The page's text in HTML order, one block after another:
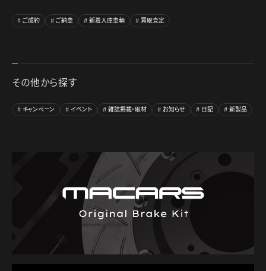
ご成約 ご納車 新着入庫車輌 買取査定
その他から探す
キャンペーン イベント 雑誌掲載・取材 お知らせ 日記 新製品